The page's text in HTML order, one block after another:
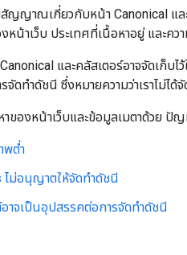
ญญาณเกี่ยวกับหน้า Canonical แ
น้าเว็บ ประเทศที่เนื้อหาอยู่ และคว
Canonical และคลัสเตอร์อาจจัดเ
จัดทําดัชนี ซึ่งหมายความว่าเราไม่
ของหน้าเว็บและข้อมูลเมตาด้วย ปั
พต่ำ
ไม่อนุญาตให้จัดทำดัชนี
อาจเป็นอุปสรรคต่อการจัดทําดัชนี